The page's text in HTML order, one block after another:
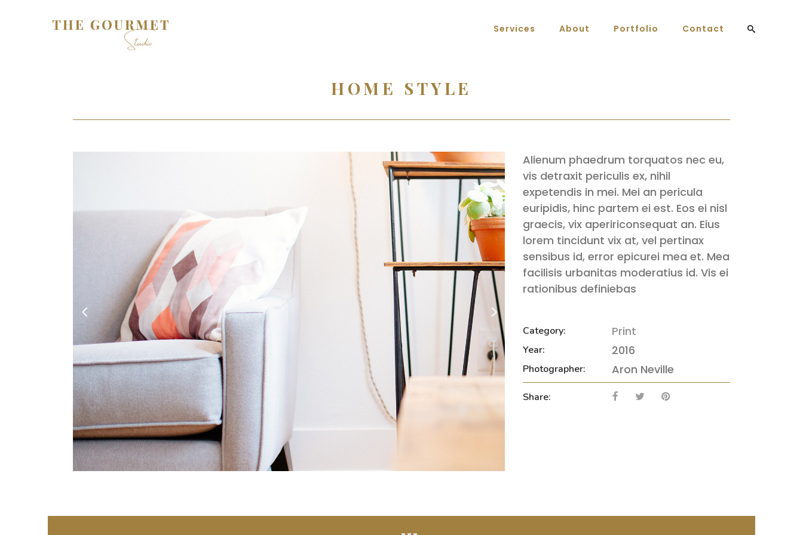
Services About Portfolio Contact
HOME STYLE
Alienum phaedrum torquatos nec eu,
vis detraxit periculis ex, nihil
expetendis in mei. Mei an pericula
euripidis, hinc partem ei est. Eos ei nisl
graecis, vix apeririconsequat an. Eius
lorem tincidunt vix at, vel pertinax
sensibus id, error epicurei mea et. Mea
facilisis urbanitas moderatius id. Vis ei
rationibus definiebas
Category: Print
Year: 2016
Photographer: Aron Neville
Share: